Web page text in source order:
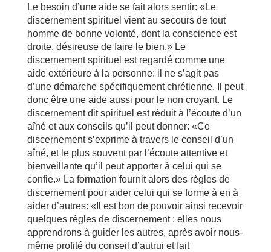
Le besoin d’une aide se fait alors sentir: «Le
discernement spirituel vient au secours de tout
homme de bonne volonté, dont la conscience est
droite, désireuse de faire le bien.» Le
discernement spirituel est regardé comme une
aide extérieure à la personne: il ne s’agit pas
d’une démarche spécifiquement chrétienne. Il peut
donc être une aide aussi pour le non croyant. Le
discernement dit spirituel est réduit à l’écoute d’un
aîné et aux conseils qu’il peut donner: «Ce
discernement s’exprime à travers le conseil d’un
aîné, et le plus souvent par l’écoute attentive et
bienveillante qu’il peut apporter à celui qui se
confie.» La formation fournit alors des règles de
discernement pour aider celui qui se forme à en à
aider d’autres: «Il est bon de pouvoir ainsi recevoir
quelques règles de discernement : elles nous
apprendrons à guider les autres, après avoir nous-
même profité du conseil d’autrui et fait